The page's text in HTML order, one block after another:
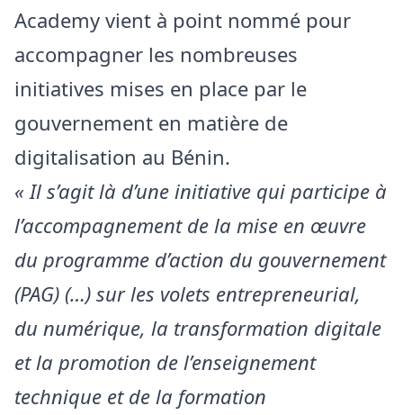
Academy vient à point nommé pour
accompagner les nombreuses
initiatives mises en place par le
gouvernement en matière de
digitalisation au Bénin.
« Il s’agit là d’une initiative qui participe à
l’accompagnement de la mise en œuvre
du programme d’action du gouvernement
(PAG) (…) sur les volets entrepreneurial,
du numérique, la transformation digitale
et la promotion de l’enseignement
technique et de la formation